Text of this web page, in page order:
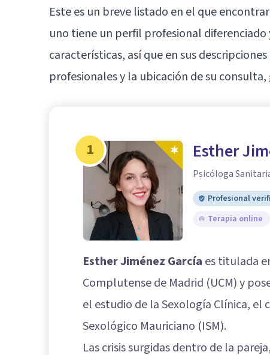
Este es un breve listado en el que
uno tiene un perfil profesional
características, así que en sus
profesionales y la ubicación de su
1 Esther
Psicóloga
Profesional
Terapia online
Esther Jiménez García es titulada
Complutense de Madrid (UCM) y
el estudio de la Sexología Clínica,
Sexológico Mauriciano (ISM).
Las crisis surgidas dentro de la